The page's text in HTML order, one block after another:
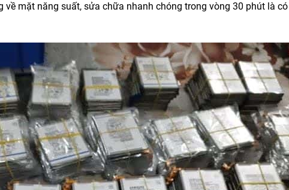
về mặt năng suất, sửa chữa nhanh chóng trong vòng 30 phút là